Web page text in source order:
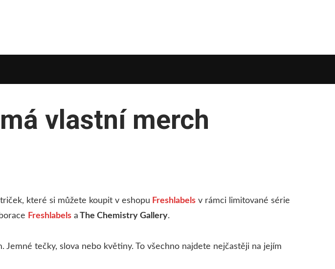
vlastní merch
které si můžete koupit v eshopu Freshlabels v rámci limitované série
Freshlabels a The Chemistry Gallery.
tečky, slova nebo květiny. To všechno najdete nejčastěji na jejím